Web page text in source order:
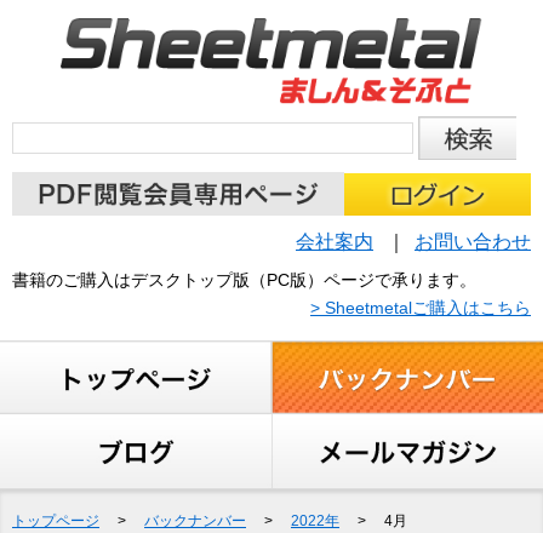
会社案内 お問い合わせ
書籍のご購入はデスクトップ版（PC版）ページで承ります。
> Sheetmetalご購入はこちら
トップページ > バックナンバー > 2022年 > 4月